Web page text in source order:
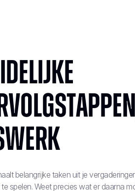
belangrijke taken uit je
spelen. Weet precies wat er daarna